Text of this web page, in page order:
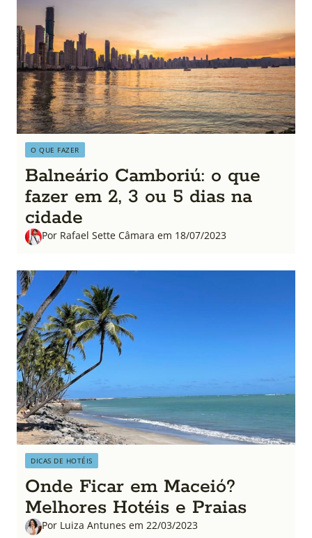
O QUE FAZER
Balneário Camboriú: o que
fazer em 2, 3 ou 5 dias na
cidade
Por Rafael Sette Câmara em 18/07/2023
DICAS DE HOTÉIS
Onde Ficar em Maceió?
Melhores Hotéis e Praias
Por Luiza Antunes em 22/03/2023